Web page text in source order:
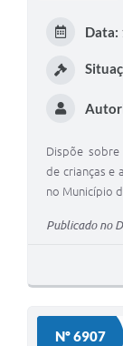
Turismo
Galeria de Vídeos
Conselhos
Projetos
Editais
Data:
Dispõe
de crianças e
no Município
Publicado no
Nº 6907